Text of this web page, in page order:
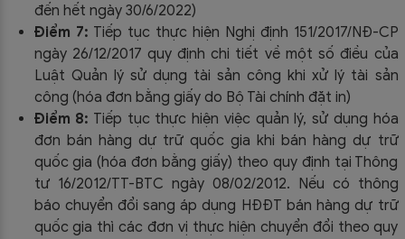
đến hết ngày 30/6/2022)
Điểm 7: Tiếp tục thực hiện Nghị định 151/2017/NĐ-CP
ngày 26/12/2017 quy định chi tiết về một số điều của
Luật Quản lý sử dụng tài sản công khi xử lý tài sản
công (hóa đơn bằng giấy do Bộ Tài chính đặt in)
Điểm 8: Tiếp tục thực hiện việc quản lý, sử dụng hóa
đơn bán hàng dự trữ quốc gia khi bán hàng dự trữ
quốc gia (hóa đơn bằng giấy) theo quy định tại Thông
tư 16/2012/TT-BTC ngày 08/02/2012. Nếu có thông
báo chuyển đổi sang áp dụng HĐĐT bán hàng dự trữ
quốc gia thì các đơn vị thực hiện chuyển đổi theo quy